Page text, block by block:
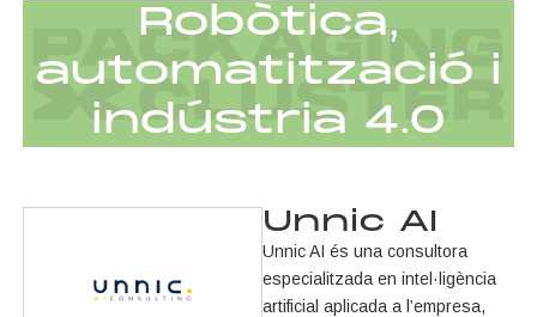
g
n
Robòtica,
automatització i
indústria 4.0
Unnic AI
Unnic AI és una consultora
especialitzada en intel·ligència
artificial aplicada a l’empresa,